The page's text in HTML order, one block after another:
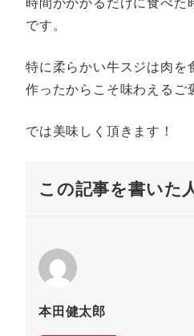
です。
特に柔らかい牛スジは肉を
作ったからこそ味わえるご
では美味しく頂きます！
この記事を書いた
本田健太郎